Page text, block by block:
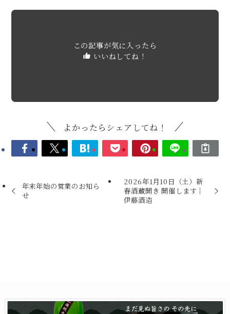
この記事が気に入ったら
いいねしてね！
よかったらシェアしてね！
年末年始の営業のお知ら
せ
2026年1月10日（土）新
春酒蔵開き 開催します｜
伊藤酒造